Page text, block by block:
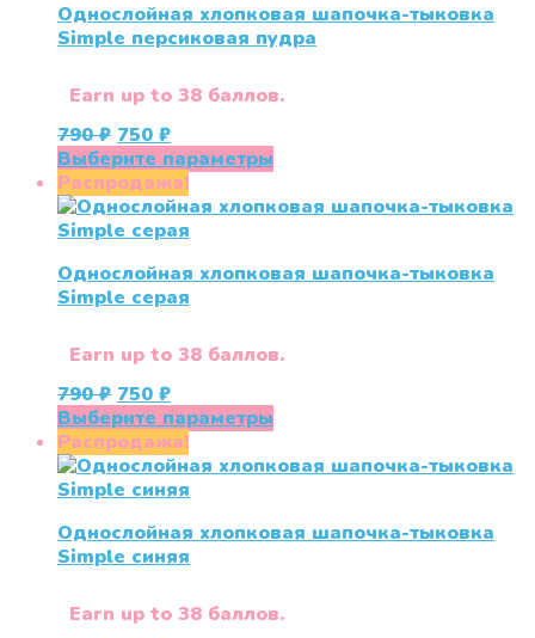
Опции
можно
на
Однослойная хлопковая шапочка-тыковка
Simple персиковая пудра
Earn up to 38 баллов.
790₽ Первоначальная
цена
составляла
790 ₽.
750 ₽Текущая
цена:
750 ₽.
Выберите параметры
имеет
Опции
на
Распродажа!
Однослойная хлопковая шапочка-тыковка
Simple серая
Earn up to 38 баллов.
790₽ Первоначальная
цена
составляла
790 ₽.
750 ₽Текущая
цена:
750 ₽.
Выберите параметры
имеет
Опции
на
Распродажа!
Однослойная хлопковая шапочка-тыковка
Simple синяя
Earn up to 38 баллов.